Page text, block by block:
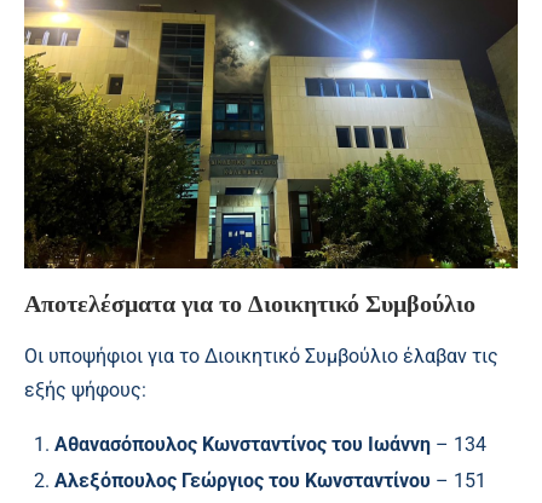
Αποτελέσματα για το Διοικητικό Συμβούλιο
Οι υποψήφιοι για το Διοικητικό Συμβούλιο έλαβαν τις
εξής ψήφους:
Αθανασόπουλος Κωνσταντίνος του Ιωάννη – 134
Αλεξόπουλος Γεώργιος του Κωνσταντίνου – 151